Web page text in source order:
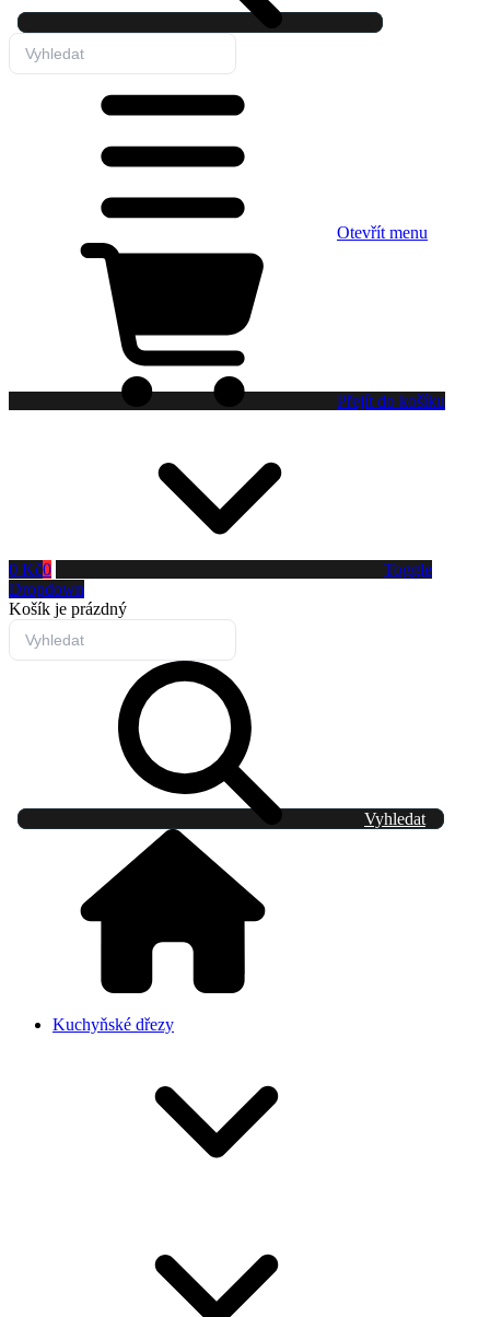
Otevřít menu
Přejít do košíku
0 Kč0
Toggle
Dropdown
Košík je prázdný
Vyhledat
Kuchyňské dřezy